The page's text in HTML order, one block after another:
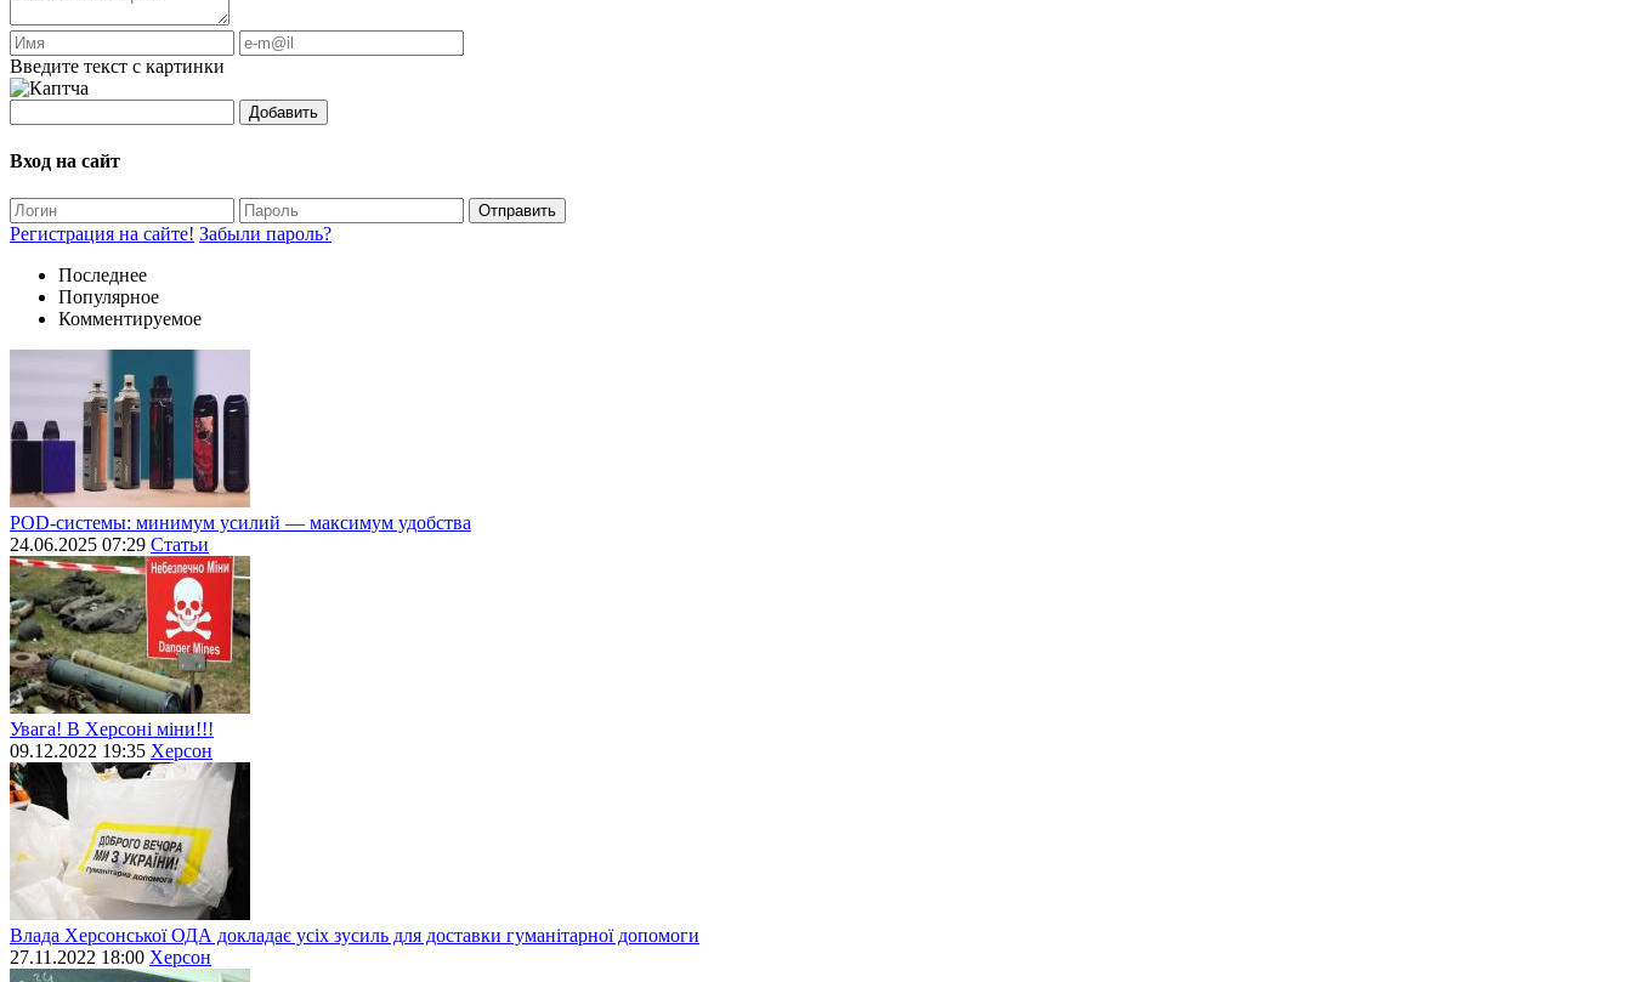
Введите текст с картинки
Добавить
Вход на сайт
Отправить
Регистрация на сайте! Забыли пароль?
Последнее
Популярное
Комментируемое
POD-системы: минимум усилий — максимум удобства
24.06.2025 07:29 Статьи
Увага! В Херсоні міни!!!
09.12.2022 19:35 Херсон
Влада Херсонської ОДА докладає усіх зусиль для доставки гуманітарної допомоги
27.11.2022 18:00 Херсон